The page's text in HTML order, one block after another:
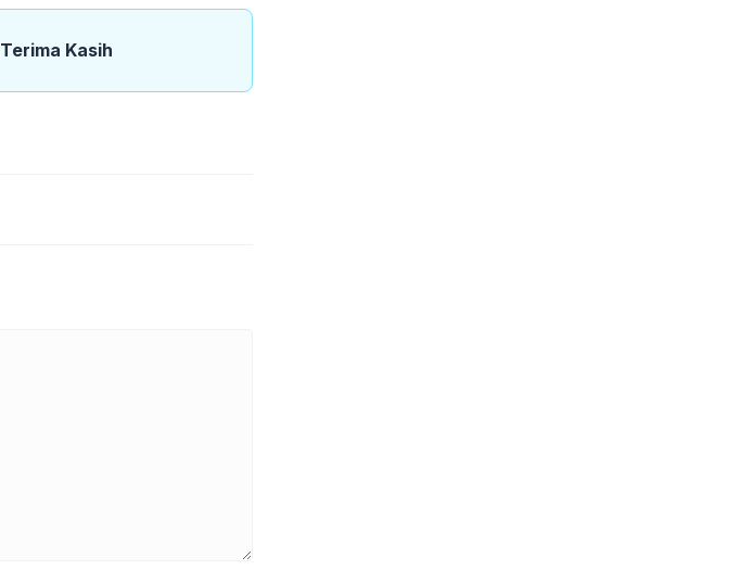
Terima Kasih